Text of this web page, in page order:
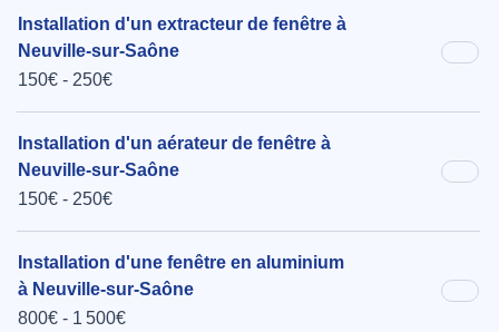
Installation d'un extracteur de fenêtre à
Neuville-sur-Saône
150€ - 250€
Installation d'un aérateur de fenêtre à
Neuville-sur-Saône
150€ - 250€
Installation d'une fenêtre en aluminium
à Neuville-sur-Saône
800€ - 1 500€